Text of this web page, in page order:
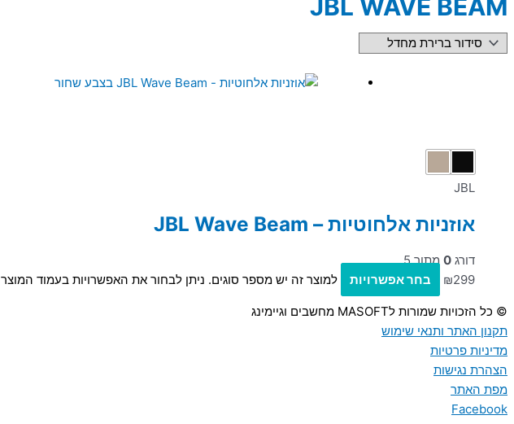
JBL WAVE BEAM
JBL
אוזניות אלחוטיות – JBL Wave Beam
דורג 0 מתוך 5
₪299 בחר אפשרויות למוצר זה יש מספר סוגים. ניתן לבחור את האפשרויות בעמוד המוצר
© כל הזכויות שמורות לMASOFT מחשבים וגיימינג
תקנון האתר ותנאי שימוש
מדיניות פרטיות
הצהרת נגישות
מפת האתר
Facebook